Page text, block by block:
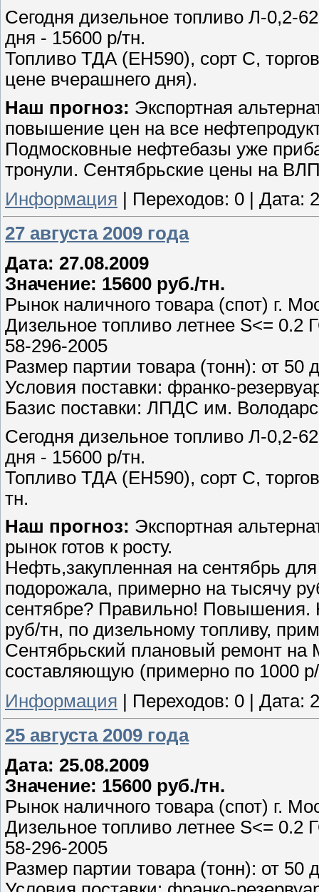
Сегодня дизельное топливо Л-0,2-
дня - 15600 р/тн.
Топливо ТДА (ЕН590), сорт С,
цене вчерашнего дня).
Наш прогноз: Экспортная
повышение цен на все
Подмосковные нефтебазы уже
тронули. Сентябрьские цены на
Информация
Переходов: 0 Дата:
27 августа 2009 года
Дата: 27.08.2009
Значение: 15600 руб./тн.
Рынок наличного товара (спот) г.
Дизельное топливо летнее S<=
58-296-2005
Размер партии товара (тонн): от 50
Условия поставки: франко-
Базис поставки: ЛПДС им.
Сегодня дизельное топливо Л-0,2-
дня - 15600 р/тн.
Топливо ТДА (ЕН590), сорт С,
тн.
Наш прогноз: Экспортная
рынок готов к росту.
Нефть,закупленная на сентябрь
подорожала, примерно на тысячу
сентябре? Правильно! Повышения.
руб/тн, по дизельному топливу,
Сентябрьский плановый ремонт
составляющую (примерно по 1000
Информация
Переходов: 0 Дата:
25 августа 2009 года
Дата: 25.08.2009
Значение: 15600 руб./тн.
Рынок наличного товара (спот) г.
Дизельное топливо летнее S<=
58-296-2005
Размер партии товара (тонн): от 50